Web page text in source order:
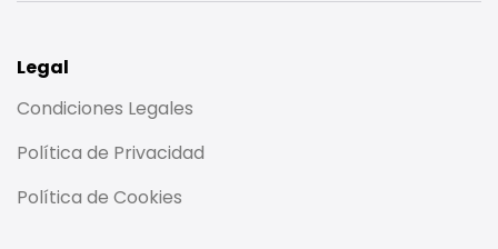
Legal
Condiciones Legales
Política de Privacidad
Política de Cookies